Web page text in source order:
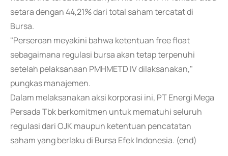
setara dengan 44,21% dari total saham tercatat di
Bursa.
"Perseroan meyakini bahwa ketentuan free float
sebagaimana regulasi bursa akan tetap terpenuhi
setelah pelaksanaan PMHMETD IV dilaksanakan,"
pungkas manajemen.
Dalam melaksanakan aksi korporasi ini, PT Energi Mega
Persada Tbk berkomitmen untuk mematuhi seluruh
regulasi dari OJK maupun ketentuan pencatatan
saham yang berlaku di Bursa Efek Indonesia. (end)